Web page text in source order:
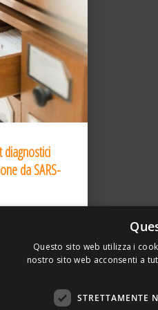
da SARS-
Questo sito web utilizza i
nostro sito web acconsenti a
STRETTAMENTE